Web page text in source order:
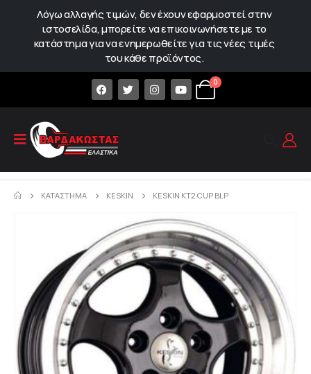
Λόγω αλλαγής τιμών, δεν έχουν εφαρμοστεί στην
ιστοσελίδα, μπορείτε να επικοινωνήσετε με το
κατάστημα για να ενημερωθείτε για τις νέες τιμές
του κάθε προϊόντος.
0
ΚΑΤΆΣΤΗΜΑ KESKIN KESKIN KT2 CUP BLP